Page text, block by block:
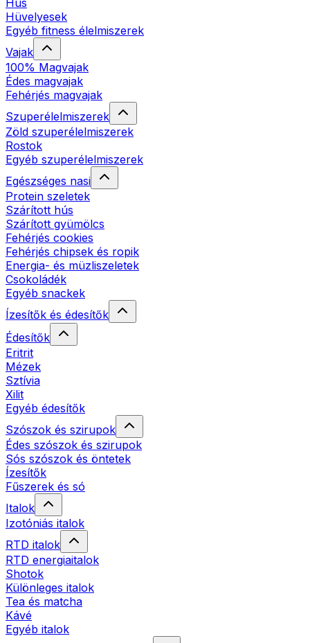
Hús
Hüvelyesek
Egyéb fitness élelmiszerek
Vajak
100% Magvajak
Édes magvajak
Fehérjés magvajak
Szuperélelmiszerek
Zöld szuperélelmiszerek
Rostok
Egyéb szuperélelmiszerek
Egészséges nasi
Protein szeletek
Szárított hús
Szárított gyümölcs
Fehérjés cookies
Fehérjés chipsek és ropik
Energia- és müzliszeletek
Csokoládék
Egyéb snackek
Ízesítők és édesítők
Édesítők
Eritrit
Mézek
Sztívia
Xilit
Egyéb édesítők
Szószok és szirupok
Édes szószok és szirupok
Sós szószok és öntetek
Ízesítők
Fűszerek és só
Italok
Izotóniás italok
RTD italok
RTD energiaitalok
Shotok
Különleges italok
Tea és matcha
Kávé
Egyéb italok